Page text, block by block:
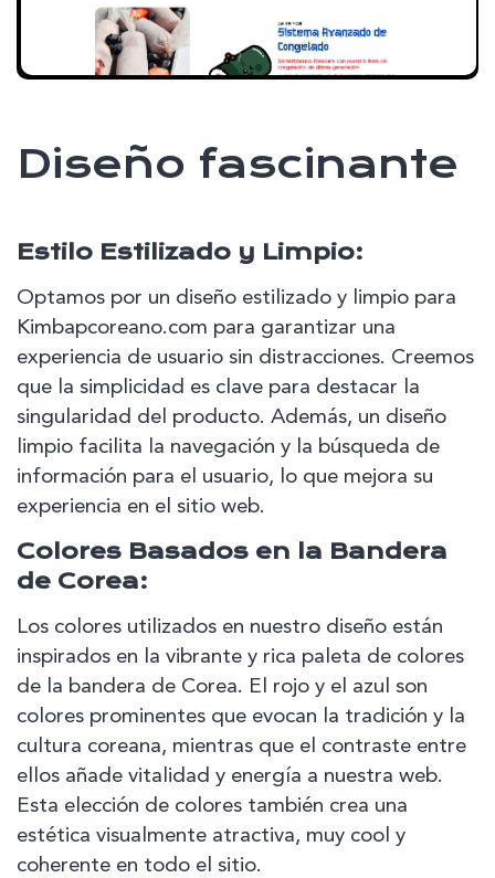
Diseño fascinante
Estilo Estilizado y Limpio:
Optamos por un diseño estilizado y limpio para
Kimbapcoreano.com para garantizar una
experiencia de usuario sin distracciones. Creemos
que la simplicidad es clave para destacar la
singularidad del producto. Además, un diseño
limpio facilita la navegación y la búsqueda de
información para el usuario, lo que mejora su
experiencia en el sitio web.
Colores Basados en la Bandera
de Corea:
Los colores utilizados en nuestro diseño están
inspirados en la vibrante y rica paleta de colores
de la bandera de Corea. El rojo y el azul son
colores prominentes que evocan la tradición y la
cultura coreana, mientras que el contraste entre
ellos añade vitalidad y energía a nuestra web.
Esta elección de colores también crea una
estética visualmente atractiva, muy cool y
coherente en todo el sitio.